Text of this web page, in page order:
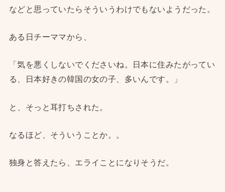
などと思っていたらそういうわけでもないようだった。
ある日チーママから、
「気を悪くしないでくださいね。日本に住みたがってい
る、日本好きの韓国の女の子、多いんです。」
と、そっと耳打ちされた。
なるほど、そういうことか。。
独身と答えたら、エライことになりそうだ。